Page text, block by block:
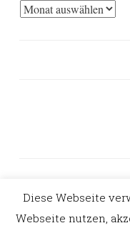
Archiv
PROUDLY
Diese Webseite
Webseite nutzen,